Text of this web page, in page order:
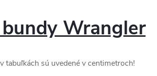
Wrangler
tabuľkách sú uvedené v centimetroch!